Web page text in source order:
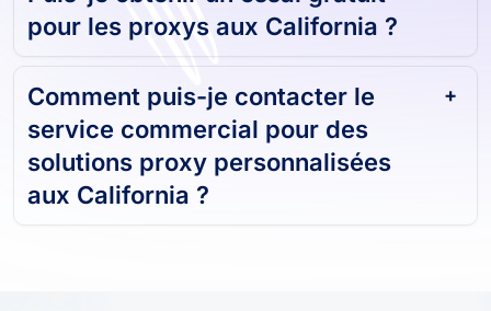
pour les proxys aux California ?
Comment puis-je contacter le
service commercial pour des
solutions proxy personnalisées
aux California ?